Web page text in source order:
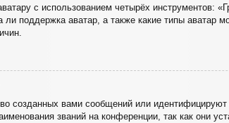
с использованием четырёх инструментов:
поддержка аватар, а также какие типы аватар
созданных вами сообщений или
званий на конференции, так как они